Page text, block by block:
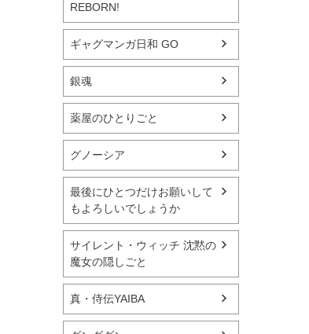
REBORN!
ギャグマンガ日和 GO
銀魂
薬屋のひとりごと
グノーシア
最後にひとつだけお願いして
もよろしいでしょうか
サイレント・ウィッチ 沈黙の
魔女の隠しごと
真・侍伝YAIBA